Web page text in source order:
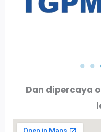
PT. AKTA RAYA INDO
Dan dipercaya